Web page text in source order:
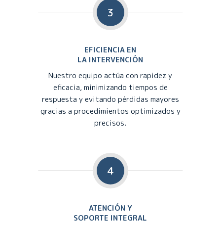
3
EFICIENCIA EN
LA INTERVENCIÓN
Nuestro equipo actúa con rapidez y
eficacia, minimizando tiempos de
respuesta y evitando pérdidas mayores
gracias a procedimientos optimizados y
precisos.
4
ATENCIÓN Y
SOPORTE INTEGRAL